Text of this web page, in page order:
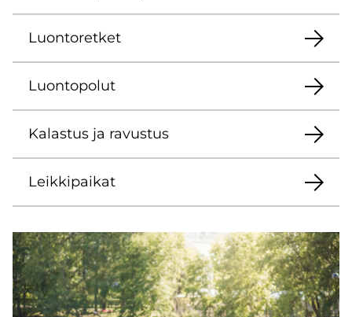
Luon­to­ret­ket
Luon­to­po­lut
Ka­las­tus ja ra­vus­tus
Leik­ki­pai­kat